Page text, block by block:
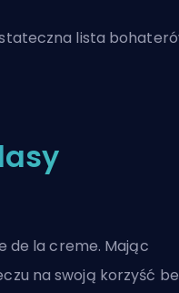
lista
de la creme. Mając
na swoją korzyść